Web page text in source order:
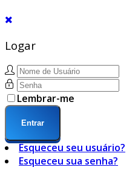
Logar
Lembrar-me
Entrar
Esqueceu seu usuário?
Esqueceu sua senha?